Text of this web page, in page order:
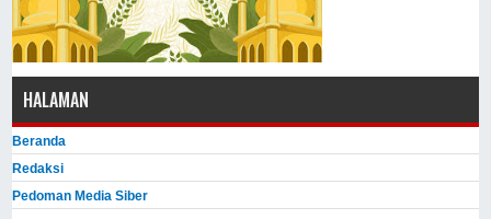
HALAMAN
Beranda
Redaksi
Pedoman Media Siber